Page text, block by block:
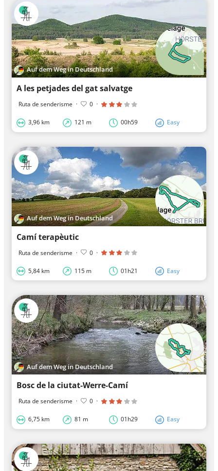
Auf dem Weg in Deutschland
A les petjades del gat salvatge
Ruta de senderisme · 0 ·
3,96 km 121 m 00h59 Easy
Auf dem Weg in Deutschland
Camí terapèutic
Ruta de senderisme · 0 ·
5,84 km 115 m 01h21 Easy
Auf dem Weg in Deutschland
Bosc de la ciutat-Werre-Camí
Ruta de senderisme · 0 ·
6,75 km 81 m 01h29 Easy